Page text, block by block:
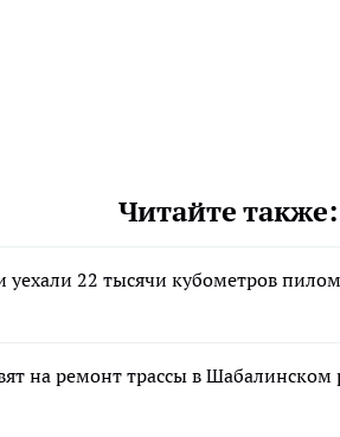
Читайте также:
уехали 22 тысячи кубометров
на ремонт трассы в Шабалинском